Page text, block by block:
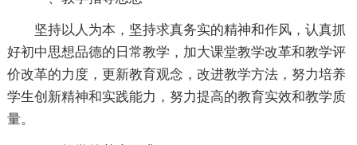
坚持以人为本，坚持求真务实的精神和作风，认真抓
好初中思想品德的日常教学，加大课堂教学改革和教学评
价改革的力度，更新教育观念，改进教学方法，努力培养
学生创新精神和实践能力，努力提高的教育实效和教学质
量。